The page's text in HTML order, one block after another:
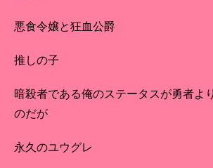
悪食令嬢と狂血公爵
推しの子
暗殺者である俺のステータスが勇者よ
のだが
永久のユウグレ